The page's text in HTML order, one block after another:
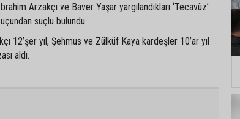
Arzakçı ve Baver Yaşar yargılandıkları ‘Tecavüz’
suçlu bulundu.
12’şer yıl, Şehmus ve Zülküf Kaya kardeşler 10’ar yıl
aldı.